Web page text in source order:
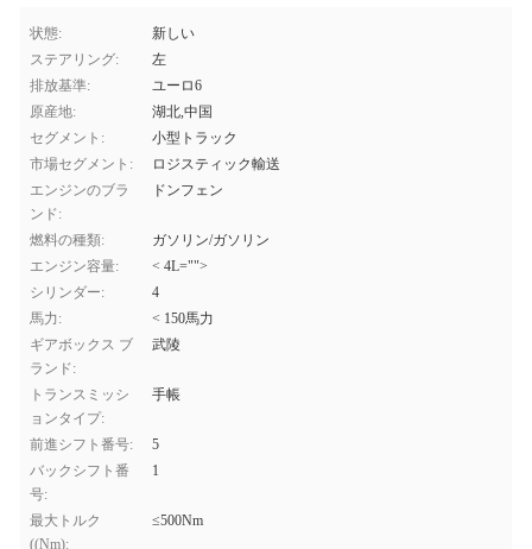
状態:
新しい
ステアリング:
左
排放基準:
ユーロ6
原産地:
湖北,中国
セグメント:
小型トラック
市場セグメント:
ロジスティック輸送
エンジンのブラ
ンド:
ドンフェン
燃料の種類:
ガソリン/ガソリン
エンジン容量:
< 4L="">
シリンダー:
4
馬力:
< 150馬力
ギアボックス ブ
ランド:
武陵
トランスミッシ
ョンタイプ:
手帳
前進シフト番号:
5
バックシフト番
号:
1
最大トルク
((Nm):
≤500Nm